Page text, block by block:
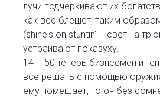
лучи подчеркивают их
как все блещет, таким
(shine's on stuntin' – свет на
устраивают показуху.
14 – 50 теперь бизнесмен и
все решать с помощью
ему помешает, то он без